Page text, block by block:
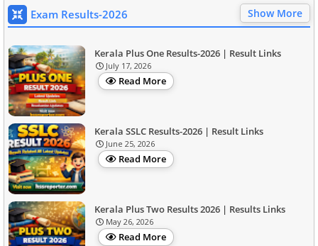
Exam Results-2026 Show More
Kerala Plus One Results-2026 | Result Links
July 17, 2026
Read More
Kerala SSLC Results-2026 | Result Links
June 25, 2026
Read More
Kerala Plus Two Results 2026 | Results Links
May 26, 2026
Read More